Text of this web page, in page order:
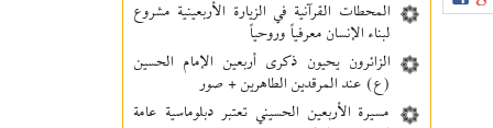
المحطات القرآنية في الزيارة الأربعينية مشروع
لبناء الإنسان معرفیاً وروحياً
الزائرون يحيون ذكرى أربعين الإمام الحسين
(ع) عند المرقدين الطاهرين + صور
مسيرة الأربعين الحسيني تعتبر دبلوماسية عامة